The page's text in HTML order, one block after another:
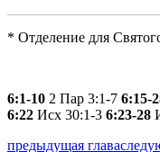
* Отделение для
6:1-10 2 Пар 3:1-7 6:15-
6:22 Исх 30:1-3 6:23-28
предыдущая глава